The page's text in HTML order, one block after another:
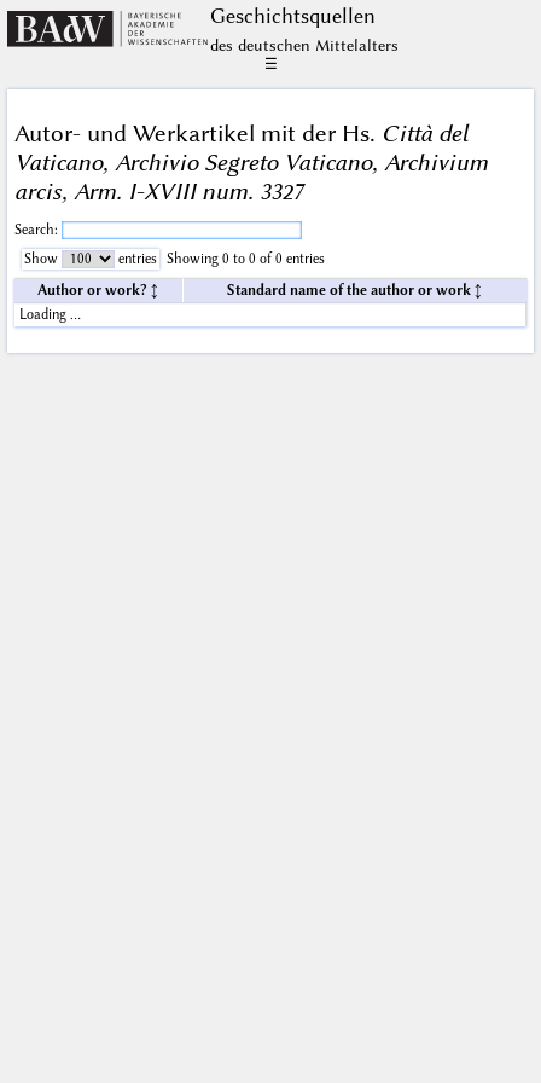
Geschichts­quellen
des deutschen Mittelalters
☰
Autor- und Werkartikel mit der Hs. Città del
Vaticano, Archivio Segreto Vaticano, Archivium
arcis, Arm. I-XVIII num. 3327
Search:
Show
entries
Showing 0 to 0 of 0 entries
Author or work?
Standard name of the author or work
Loading …